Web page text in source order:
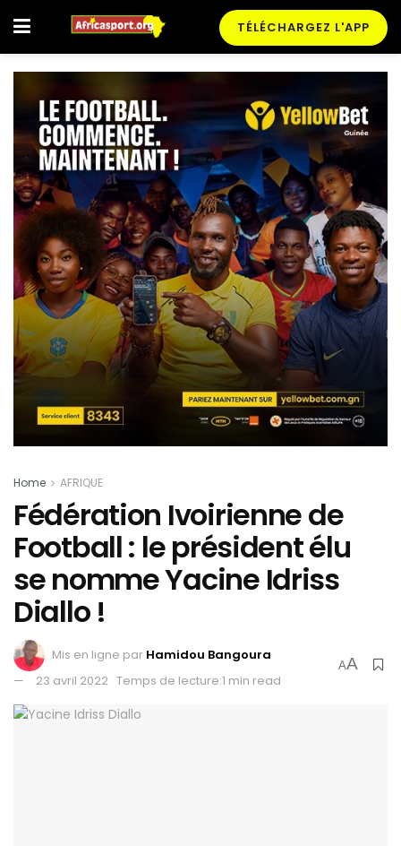
TÉLÉCHARGEZ L'APP
Home AFRIQUE
Fédération Ivoirienne de
Football : le président élu
se nomme Yacine Idriss
Diallo !
Mis en ligne par Hamidou Bangoura
23 avril 2022 Temps de lecture:1 min read
AA